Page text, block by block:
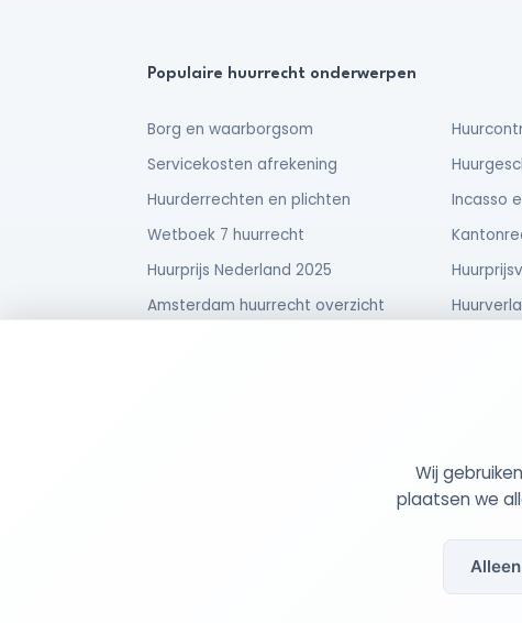
Populaire huurrecht onderwerpen
Borg en waarborgsom
Servicekosten afrekening
Huurderrechten en plichten
Wetboek 7 huurrecht
Huurprijs Nederland 2025
Amsterdam huurrecht overzicht
Incasso
Opgericht 2025 -:
Wij
plaatsen we